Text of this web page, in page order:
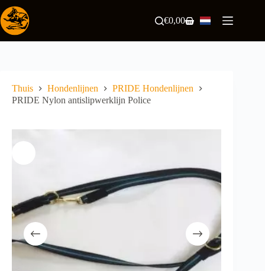
naar
de
inhoud
Winkelwagen
€0,00
Thuis Hondenlijnen
PRIDE Hondenlijnen
PRIDE Nylon antislipwerklijn Police